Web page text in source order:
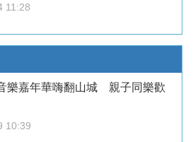
11:28
樂嘉年華嗨翻山城 親子同樂歡
10:39